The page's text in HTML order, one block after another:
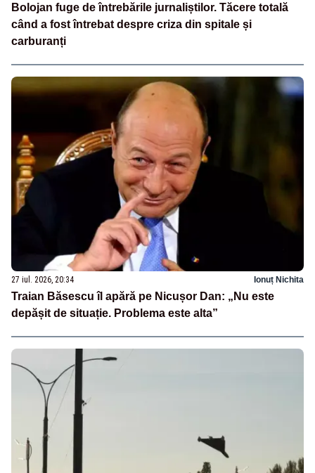
Bolojan fuge de întrebările jurnaliștilor. Tăcere totală
când a fost întrebat despre criza din spitale și
carburanți
27 iul. 2026, 20:34 Ionuț Nichita
Traian Băsescu îl apără pe Nicușor Dan: „Nu este
depășit de situație. Problema este alta”